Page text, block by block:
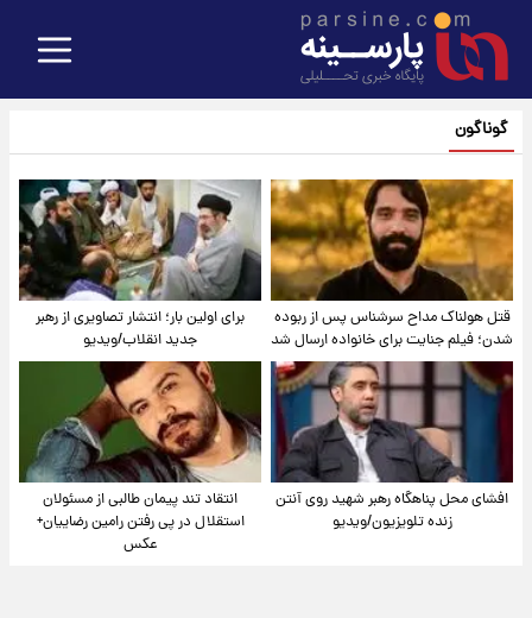
گوناگون
قتل هولناک مداح سرشناس پس از ربوده
شدن؛ فیلم جنایت برای خانواده ارسال شد
برای اولین بار؛ انتشار تصاویری از رهبر
جدید انقلاب/ویدیو
افشای محل پناهگاه‌ رهبر شهید روی آنتن
زنده تلویزیون/ویدیو
انتقاد تند پیمان طالبی از مسئولان
استقلال در پی رفتن رامین رضاییان+
عکس